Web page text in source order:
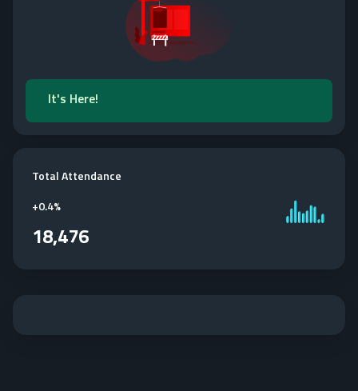
It's Here!
Total Attendance
+0.4%
18,476